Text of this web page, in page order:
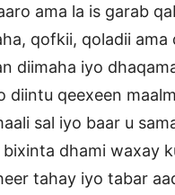
ama la is garab
qofkii, qoladii
diimaha iyo
qeexeen
sal iyo baar u
bixinta dhami waxay
tahay iyo tabar